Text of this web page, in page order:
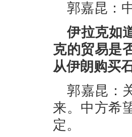
郭嘉昆：
伊拉克如
克的贸易是
从伊朗购买
郭嘉昆：
来。中方希
定。